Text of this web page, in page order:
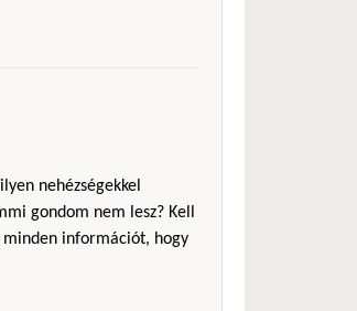
nehézségekkel
gondom nem lesz? Kell
információt, hogy